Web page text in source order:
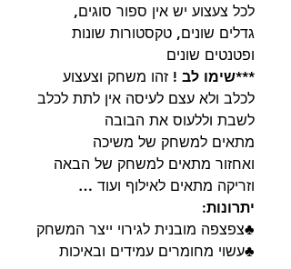
לכל צעצוע יש אין ספור סוגים,
גדלים שונים, טקסטורות שונות
ופטנטים שונים
***שימו לב ! זהו משחק וצעצוע
לכלב ולא עצם לעיסה אין לתת לכלב
לשבת וללעוס את הבובה
מתאים למשחק של משיכה
ואחזור מתאים למשחק של הבאה
וזריקה מתאים לאילוף ועוד …
יתרונות:
♣צפצפה מובנית לגירוי ייצר המשחק
♣עשוי מחומרים עמידים ובאיכות